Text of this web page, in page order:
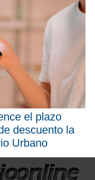
el plazo
descuento la
Urbano